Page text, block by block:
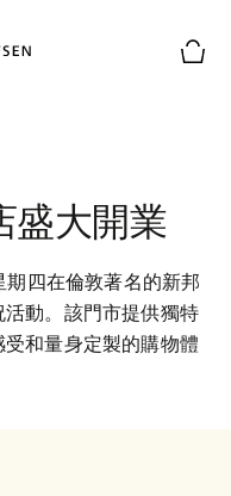
盛大開業
四在倫敦著名的新邦
動。該門市提供獨特
和量身定製的購物體